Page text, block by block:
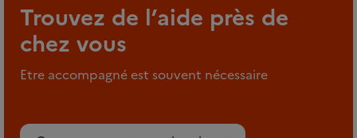
Trouvez de l’aide près de
chez vous
Etre accompagné est souvent nécessaire